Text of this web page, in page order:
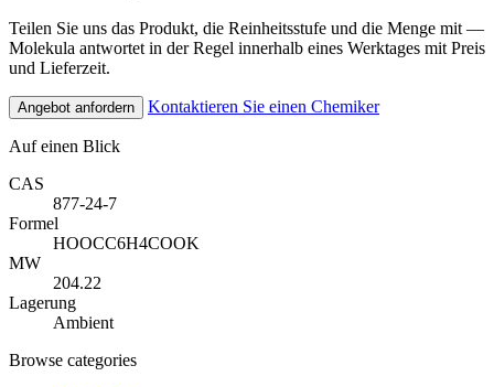
Teilen Sie uns das Produkt, die Reinheitsstufe und die Menge mit —
Molekula antwortet in der Regel innerhalb eines Werktages mit Preis
und Lieferzeit.
Angebot anfordern Kontaktieren Sie einen Chemiker
Auf einen Blick
CAS
877-24-7
Formel
HOOCC6H4COOK
MW
204.22
Lagerung
Ambient
Browse categories